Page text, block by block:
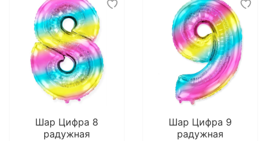
Шар Цифра 8
радужная
Шар Цифра 9
радужная